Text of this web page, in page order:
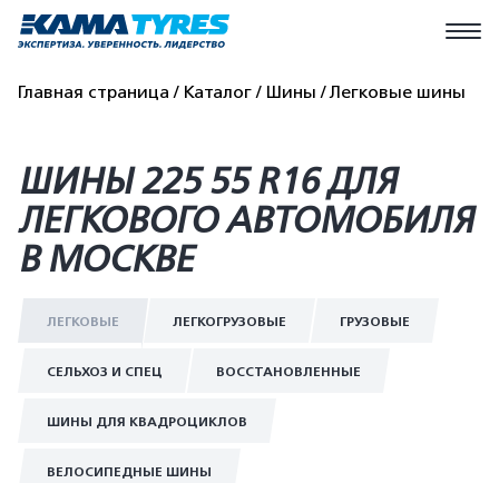
Главная страница Каталог Шины Легковые шины
ШИНЫ 225 55 R16 ДЛЯ
ЛЕГКОВОГО АВТОМОБИЛЯ
В МОСКВЕ
ЛЕГКОВЫЕ ЛЕГКОГРУЗОВЫЕ ГРУЗОВЫЕ
СЕЛЬХОЗ И СПЕЦ ВОССТАНОВЛЕННЫЕ
ШИНЫ ДЛЯ КВАДРОЦИКЛОВ
ВЕЛОСИПЕДНЫЕ ШИНЫ